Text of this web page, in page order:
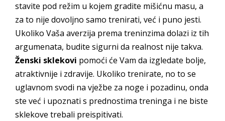
stavite pod režim u kojem gradite mišićnu masu, a
za to nije dovoljno samo trenirati, već i puno jesti.
Ukoliko Vaša averzija prema treninzima dolazi iz tih
argumenata, budite sigurni da realnost nije takva.
Ženski sklekovi pomoći će Vam da izgledate bolje,
atraktivnije i zdravije. Ukoliko trenirate, no to se
uglavnom svodi na vježbe za noge i pozadinu, onda
ste već i upoznati s prednostima treninga i ne biste
sklekove trebali preispitivati.